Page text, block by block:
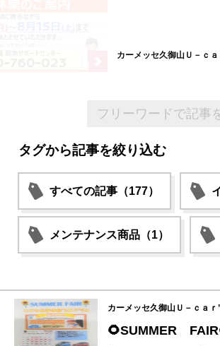
カーメッセ久御山Ｕ－ｃａｒ’ｓ
タグから記事を絞り込む
すべての記事（177）
メンテナンス商品（1）
カーメッセ久御山Ｕ－ｃａｒ’
🌻SUMMER